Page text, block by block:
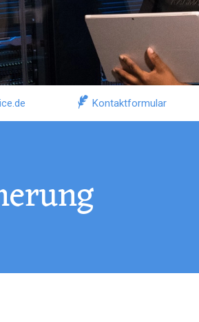
Kontaktformular